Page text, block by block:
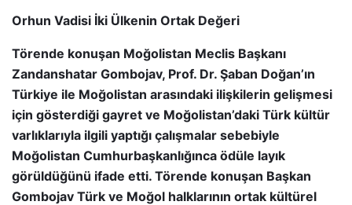
Orhun Vadisi İki Ülkenin Ortak Değeri
Törende konuşan Moğolistan Meclis Başkanı
Zandanshatar Gombojav, Prof. Dr. Şaban Doğan’ın
Türkiye ile Moğolistan arasındaki ilişkilerin gelişmesi
için gösterdiği gayret ve Moğolistan’daki Türk kültür
varlıklarıyla ilgili yaptığı çalışmalar sebebiyle
Moğolistan Cumhurbaşkanlığınca ödüle layık
görüldüğünü ifade etti. Törende konuşan Başkan
Gombojav Türk ve Moğol halklarının ortak kültürel